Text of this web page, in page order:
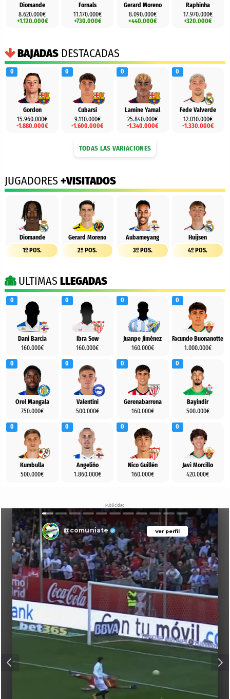
Diomande
8.620.000€
+1.120.000€
Fornals
11.170.000€
+730.000€
Gerard Moreno
8.090.000€
+440.000€
Raphinha
17.970.000€
+320.000€
BAJADAS DESTACADAS
Gordon
15.960.000€
-1.880.000€
0
Cubarsí
9.110.000€
-1.600.000€
0
Lamine Yamal
25.840.000€
-1.340.000€
0
Fede Valverde
12.010.000€
-1.330.000€
0
TODAS LAS VARIACIONES
JUGADORES +VISITADOS
Diomande
1º POS.
Gerard Moreno
2º POS.
Aubameyang
3º POS.
Huijsen
4º POS.
ULTIMAS LLEGADAS
Dani Barcia
160.000€
0
Ibra Sow
160.000€
0
Juanpe Jiménez
160.000€
0
Facundo Buonanotte
1.000.000€
0
Orel Mangala
750.000€
0
Valentini
500.000€
0
Gerenabarrena
160.000€
0
Bayindir
500.000€
0
Kumbulla
500.000€
0
Angeliño
1.860.000€
0
Nico Guillén
160.000€
0
Javi Morcillo
420.000€
0
Publicidad
Ver perfil
@comuniate Ver perfil